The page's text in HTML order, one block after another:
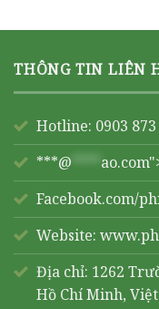
THÔNG TIN LIÊN
Hotline: 0903 873
***@ ****
Facebook.com/
Website:
Địa chỉ: 1262
Hồ Chí Minh,